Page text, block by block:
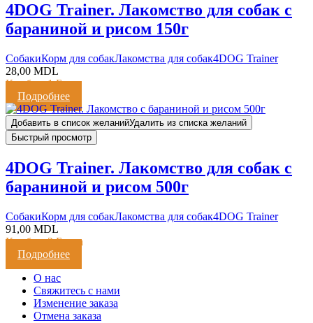
4DOG Trainer. Лакомство для собак с
бараниной и рисом 150г
CобакиКорм для собакЛакомства для собак4DOG Trainer
28,00 MDL
Кешбэк:1 Балл
Подробнее
Добавить в список желанийУдалить из списка желаний
Быстрый просмотр
4DOG Trainer. Лакомство для собак с
бараниной и рисом 500г
CобакиКорм для собакЛакомства для собак4DOG Trainer
91,00 MDL
Кешбэк:2 Балла
Подробнее
О нас
Свяжитесь с нами
Изменение заказа
Отмена заказа